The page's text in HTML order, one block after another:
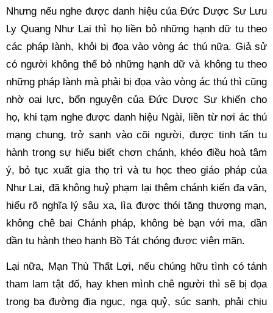
Nhưng nếu nghe được danh hiệu của Đức Dược Sư Lưu
Ly Quang Như Lai thì họ liền bỏ những hạnh dữ tu theo
các pháp lành, khỏi bị đọa vào vòng ác thú nữa. Giả sử
có người không thể bỏ những hạnh dữ và không tu theo
những pháp lành mà phải bị đọa vào vòng ác thú thì cũng
nhờ oai lực, bổn nguyện của Đức Dược Sư khiến cho
họ, khi tạm nghe được danh hiệu Ngài, liền từ nơi ác thú
mạng chung, trở sanh vào cõi người, được tinh tấn tu
hành trong sự hiểu biết chơn chánh, khéo điều hoà tâm
ý, bỏ tục xuất gia thọ trì và tu học theo giáo pháp của
Như Lai, đã không huỷ phạm lại thêm chánh kiến đa văn,
hiểu rõ nghĩa lý sâu xa, lìa được thói tăng thượng mạn,
không chê bai Chánh pháp, không bè bạn với ma, dần
dần tu hành theo hạnh Bồ Tát chóng được viên mãn.
Lại nữa, Mạn Thù Thất Lợi, nếu chúng hữu tình có tánh
tham lam tật đố, hay khen mình chê người thì sẽ bị đọa
trong ba đường địa ngục, ngạ quỷ, súc sanh, phải chịu